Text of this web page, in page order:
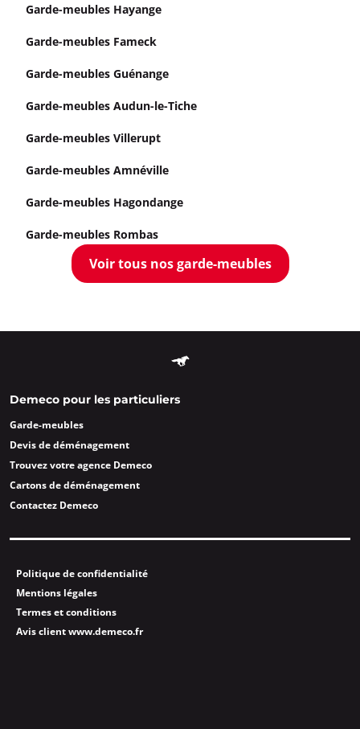
Garde-meubles Hayange
Garde-meubles Fameck
Garde-meubles Guénange
Garde-meubles Audun-le-Tiche
Garde-meubles Villerupt
Garde-meubles Amnéville
Garde-meubles Hagondange
Garde-meubles Rombas
Voir tous nos garde-meubles
Demeco pour les particuliers
Garde-meubles
Devis de déménagement
Trouvez votre agence Demeco
Cartons de déménagement
Contactez Demeco
Politique de confidentialité
Mentions légales
Termes et conditions
Avis client www.demeco.fr